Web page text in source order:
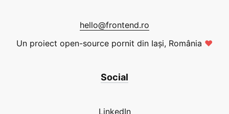
hello@frontend.ro
Un proiect open-source pornit din Iași, România ❤
Social
LinkedIn